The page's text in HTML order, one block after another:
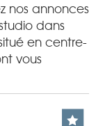
nos annonces
dans
en centre-
vous